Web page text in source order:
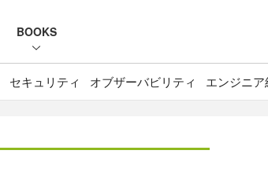
BOOKS
セキュリティ オブザーバビリティ エンジニ